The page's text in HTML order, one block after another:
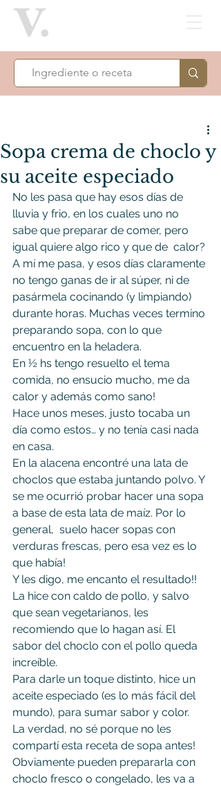
Sopa crema de choclo y
su aceite especiado
No les pasa que hay esos días de
lluvia y frio, en los cuales uno no
sabe que preparar de comer, pero
igual quiere algo rico y que de  calor?
A mí me pasa, y esos días claramente
no tengo ganas de ir al súper, ni de
pasármela cocinando (y limpiando)
durante horas. Muchas veces termino
preparando sopa, con lo que
encuentro en la heladera.
En ½ hs tengo resuelto el tema
comida, no ensucio mucho, me da
calor y además como sano!
Hace unos meses, justo tocaba un
día como estos… y no tenía casi nada
en casa.
En la alacena encontré una lata de
choclos que estaba juntando polvo. Y
se me ocurrió probar hacer una sopa
a base de esta lata de maíz. Por lo
general,  suelo hacer sopas con
verduras frescas, pero esa vez es lo
que había!
Y les digo, me encanto el resultado!!
La hice con caldo de pollo, y salvo
que sean vegetarianos, les
recomiendo que lo hagan así. El
sabor del choclo con el pollo queda
increíble.
Para darle un toque distinto, hice un
aceite especiado (es lo más fácil del
mundo), para sumar sabor y color.
La verdad, no sé porque no les
compartí esta receta de sopa antes!
Obviamente pueden prepararla con
choclo fresco o congelado, les va a